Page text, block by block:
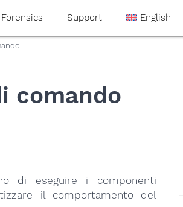
Forensics Support English
comando
di eseguire i componenti
il comportamento del